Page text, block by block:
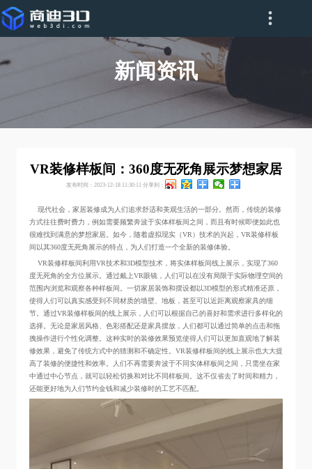
新闻资讯
VR装修样板间：360度无死角展示梦想家居
发布时间：2023-12-18 11:30:11分享到：
现代社会，家居装修成为人们追求舒适和美观生活的一部分。然而，传统的装修
方式往往费时费力，例如需要频繁奔波于实体样板间之间，而且有时候即便如此也
很难找到满意的梦想家居。如今，随着虚拟现实（VR）技术的兴起，VR装修样板
间以其360度无死角展示的特点，为人们打造一个全新的装修体验。
VR装修样板间利用VR技术和3D模型技术，将实体样板间线上展示，实现了360
度无死角的全方位展示。通过戴上VR眼镜，人们可以在没有局限于实际物理空间的
范围内浏览和观察各种样板间。一切家居装饰和摆设都以3D模型的形式精准还原，
使得人们可以真实感受到不同材质的墙壁、地板，甚至可以近距离观察家具的细
节。通过VR装修样板间的线上展示，人们可以根据自己的喜好和需求进行多样化的
选择。无论是家居风格、色彩搭配还是家具摆放，人们都可以通过简单的点击和拖
拽操作进行个性化调整。这种实时的装修效果预览使得人们可以更加直观地了解装
修效果，避免了传统方式中的猜测和不确定性。VR装修样板间的线上展示也大大提
高了装修的便捷性和效率。人们不再需要奔波于不同实体样板间之间，只需坐在家
中通过中心节点，就可以轻松切换和对比不同样板间。这不仅省去了时间和精力，
还能更好地为人们节约金钱和减少装修时的工艺不匹配。